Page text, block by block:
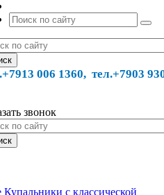
006 1360, тел.+7903
звонок
Купальники с классической